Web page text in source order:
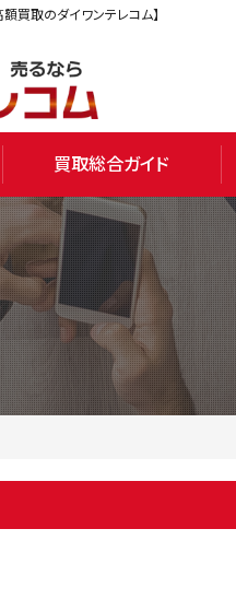
買取のダイワンテレコム】
買取総合ガイド